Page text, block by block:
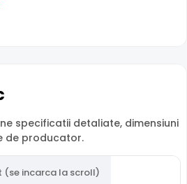
ZAS-27135 are olentila
, ce permite reglarea unghiului
(DVR/NVR), din interfata
mobil. Ideala pentru zone
specificatii detaliate, dimensiuni
de producator.
(se incarca la scroll)